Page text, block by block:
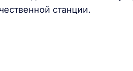
станции.